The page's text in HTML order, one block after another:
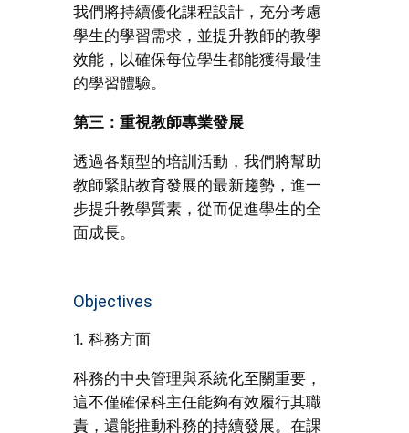
我們將持續優化課程設計，充分考慮
學生的學習需求，並提升教師的教學
效能，以確保每位學生都能獲得最佳
的學習體驗。
第三：重視教師專業發展
透過各類型的培訓活動，我們將幫助
教師緊貼教育發展的最新趨勢，進一
步提升教學質素，從而促進學生的全
面成長。
Objectives
1. 科務方面
科務的中央管理與系統化至關重要，
這不僅確保科主任能夠有效履行其職
責，還能推動科務的持續發展。在課